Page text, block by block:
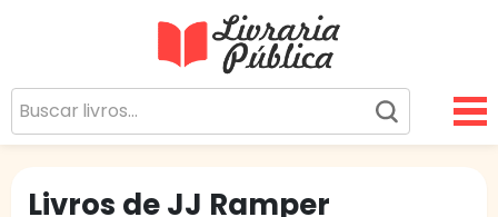
Sua Biblioteca Virtual Gratuita
Livros de JJ Ramper